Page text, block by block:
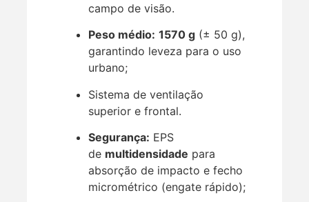
campo de visão.
Peso médio: 1570 g (± 50 g),
garantindo leveza para o uso
urbano;
Sistema de ventilação
superior e frontal.
Segurança: EPS
de multidensidade para
absorção de impacto e fecho
micrométrico (engate rápido);